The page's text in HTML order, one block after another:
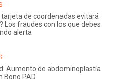
tarjeta de coordenadas evitará
Los fraudes con los que debes
alerta
Aumento de abdominoplastía
Bono PAD